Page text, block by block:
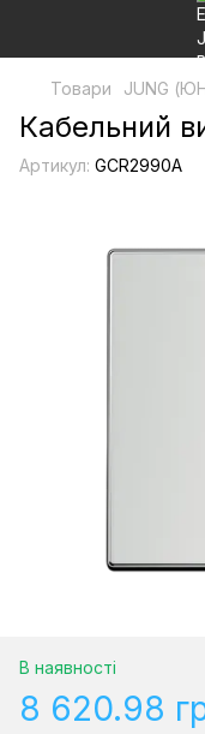
Товари JUNG
Кабельний
Артикул: GCR2990A
В наявності
8 620.98